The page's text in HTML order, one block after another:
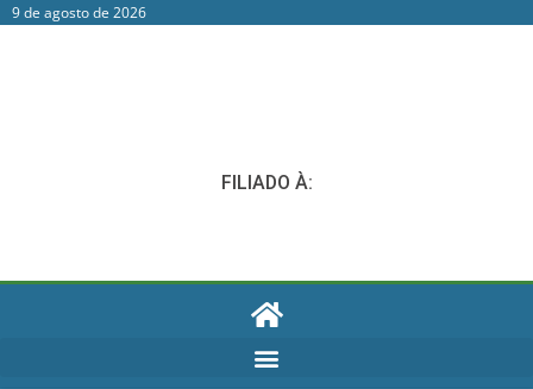
9 de agosto de 2026
FILIADO À: